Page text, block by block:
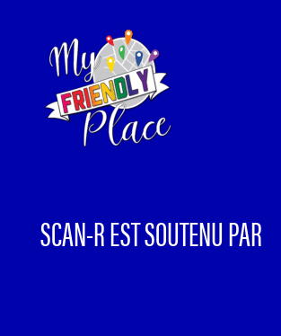
SCAN-R EST SOUTENU PAR